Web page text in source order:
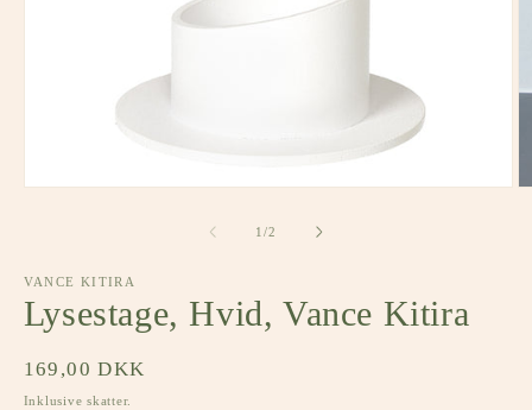
1/af
2
VANCE KITIRA
Lysestage, Hvid, Vance Kitira
Normalpris
169,00 DKK
Inklusive skatter.